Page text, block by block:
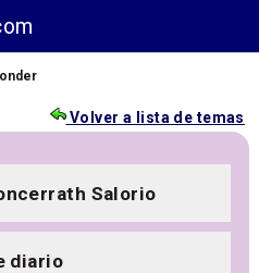
Volver a lista de temas
Salorio
diario